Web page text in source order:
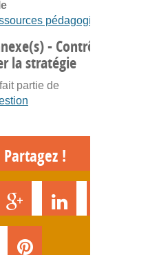
pédagogiques
- Contrôle de
la stratégie
partie de
Partagez !